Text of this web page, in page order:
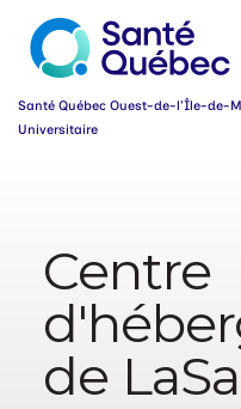
Santé Québec Ouest-de-l’Île-de-
Universitaire
webCentre
de
Abonnez-
vous
dès
à
notre
santé!
Prénom
Courriel
*